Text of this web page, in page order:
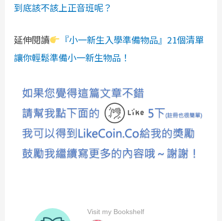
到底該不該上正音班呢？
延伸閱讀
『小一新生入學準備物品』21個清單
讓你輕鬆準備小一新生物品！